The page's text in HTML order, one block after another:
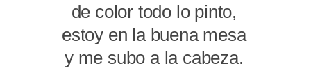
de color todo lo pinto,
estoy en la buena mesa
y me subo a la cabeza.